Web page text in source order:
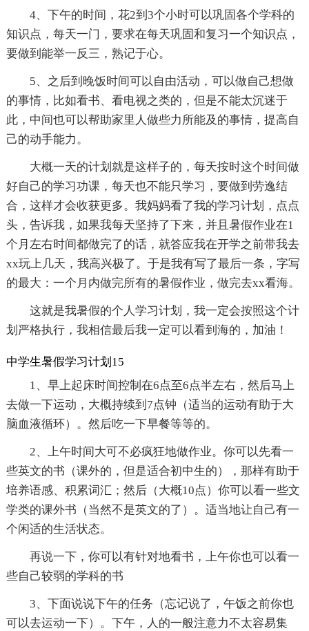
4、下午的时间，花2到3个小时可以巩固各个学科的
知识点，每天一门，要求在每天巩固和复习一个知识点，
要做到能举一反三，熟记于心。
5、之后到晚饭时间可以自由活动，可以做自己想做
的事情，比如看书、看电视之类的，但是不能太沉迷于
此，中间也可以帮助家里人做些力所能及的事情，提高自
己的动手能力。
大概一天的计划就是这样子的，每天按时这个时间做
好自己的学习功课，每天也不能只学习，要做到劳逸结
合，这样才会收获更多。我妈妈看了我的学习计划，点点
头，告诉我，如果我每天坚持了下来，并且暑假作业在1
个月左右时间都做完了的话，就答应我在开学之前带我去
xx玩上几天，我高兴极了。于是我有写了最后一条，字写
的最大：一个月内做完所有的暑假作业，做完去xx看海。
这就是我暑假的个人学习计划，我一定会按照这个计
划严格执行，我相信最后我一定可以看到海的，加油！
中学生暑假学习计划15
1、早上起床时间控制在6点至6点半左右，然后马上
去做一下运动，大概持续到7点钟（适当的运动有助于大
脑血液循环）。然后吃一下早餐等等的。
2、上午时间大可不必疯狂地做作业。你可以先看一
些英文的书（课外的，但是适合初中生的），那样有助于
培养语感、积累词汇；然后（大概10点）你可以看一些文
学类的课外书（当然不是英文的了）。适当地让自己有一
个闲适的生活状态。
再说一下，你可以有针对地看书，上午你也可以看一
些自己较弱的学科的书
3、下面说说下午的任务（忘记说了，午饭之前你也
可以去运动一下）。下午，人的一般注意力不太容易集